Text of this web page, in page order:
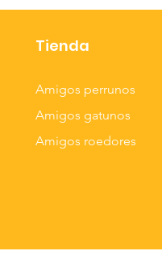
Tienda
Amigos perrunos
Amigos gatunos
Amigos roedores